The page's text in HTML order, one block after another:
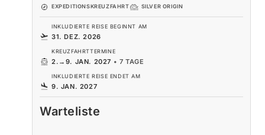
EXPEDITIONSKREUZFAHRT SILVER ORIGIN
INKLUDIERTE REISE BEGINNT AM
31. DEZ. 2026
KREUZFAHRTTERMINE
2. → 9. JAN. 2027 • 7 TAGE
INKLUDIERTE REISE ENDET AM
9. JAN. 2027
Warteliste